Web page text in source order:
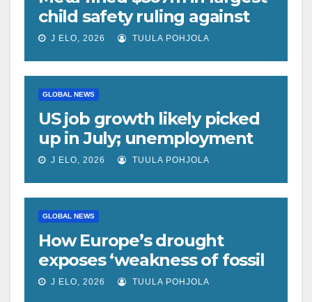
child safety ruling against
social media giant
J ELO, 2026 TUULA POHJOLA
GLOBAL NEWS
US job growth likely picked
up in July; unemployment
rate forecast unchanged at
J ELO, 2026 TUULA POHJOLA
GLOBAL NEWS
How Europe’s drought
exposes ‘weakness of fossil
fuels’ as Poland forced to
J ELO, 2026 TUULA POHJOLA